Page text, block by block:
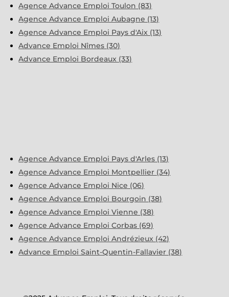
Agence Advance Emploi Toulon (83)
Agence Advance Emploi Aubagne (13)
Agence Advance Emploi Pays d'Aix (13)
Advance Emploi Nîmes (30)
Advance Emploi Bordeaux (33)
Agence Advance Emploi Pays d'Arles (13)
Agence Advance Emploi Montpellier (34)
Agence Advance Emploi Nice (06)
Agence Advance Emploi Bourgoin (38)
Agence Advance Emploi Vienne (38)
Agence Advance Emploi Corbas (69)
Agence Advance Emploi Andrézieux (42)
Advance Emploi Saint-Quentin-Fallavier (38)